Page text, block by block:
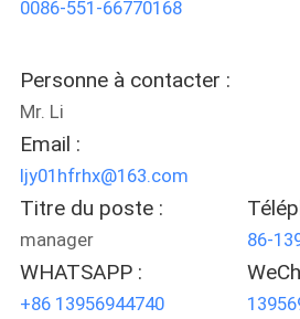
CONTACTEZ-
DEMANDEZ
UNE
CITATION
PLAN
DU
0086-551-66770168
Personne à contacter :
Mr. Li
Email :
ljy01hfrhx@163.com
Titre du poste :
manager 86-
WHATSAPP :
+86 13956944740